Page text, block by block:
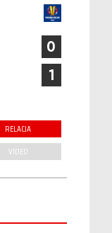
0
1
RELACJA
VIDEO